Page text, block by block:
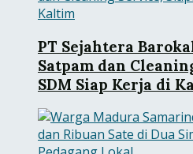
PT Sejahtera
Satpam dan
SDM Siap Kerja di